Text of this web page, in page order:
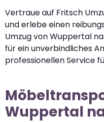
Vertraue auf Fritsch
und erlebe einen
Umzug von Wuppertal
für ein unverbindliches
professionellen Service
Wuppertal